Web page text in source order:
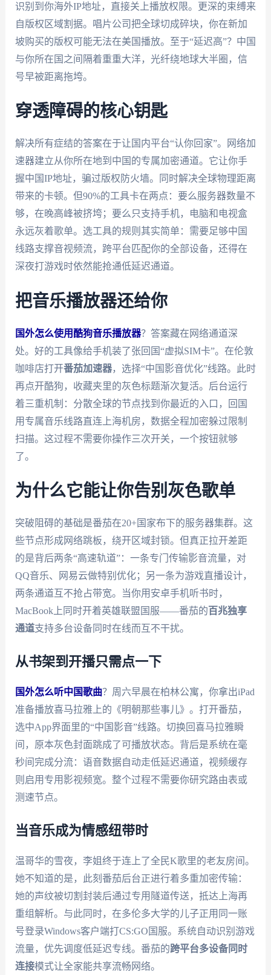
识别到你海外IP地址，直接关上播放权限。更深的束缚来
自版权区域割据。唱片公司把全球切成碎块，你在新加
坡购买的版权可能无法在美国播放。至于“延迟高”？中国
与你所在国之间隔着重重大洋，光纤绕地球大半圈，信
号早被距离拖垮。
穿透障碍的核心钥匙
解决所有症结的答案在于让国内平台“认你回家”。网络加
速器建立从你所在地到中国的专属加密通道。它让你手
握中国IP地址，骗过版权防火墙。同时解决全球物理距离
带来的卡顿。但90%的工具卡在两点：要么服务器数量不
够，在晚高峰被挤垮；要么只支持手机，电脑和电视盒
永远灰着歌单。选工具的规则其实简单：需要足够中国
线路支撑音视频流，跨平台匹配你的全部设备，还得在
深夜打游戏时依然能抢通低延迟通道。
把音乐播放器还给你
国外怎么使用酷狗音乐播放器？答案藏在网络通道深
处。好的工具像给手机装了张回国“虚拟SIM卡”。在伦敦
咖啡店打开番茄加速器，选择“中国影音优化”线路。此时
再点开酷狗，收藏夹里的灰色标题渐次复活。后台运行
着三重机制：分散全球的节点找到你最近的入口，回国
用专属音乐线路直连上海机房，数据全程加密躲过限制
扫描。这过程不需要你操作三次开关，一个按钮就够
了。
为什么它能让你告别灰色歌单
突破阻碍的基础是番茄在20+国家布下的服务器集群。这
些节点形成网络跳板，绕开区域封锁。但真正拉开差距
的是背后两条“高速轨道”：一条专门传输影音流量，对
QQ音乐、网易云做特别优化；另一条为游戏直播设计，
两条通道互不抢占带宽。当你用安卓手机听书时，
MacBook上同时开着英雄联盟国服——番茄的百兆独享
通道支持多台设备同时在线而互不干扰。
从书架到开播只需点一下
国外怎么听中国歌曲？周六早晨在柏林公寓，你拿出iPad
准备播放喜马拉雅上的《明朝那些事儿》。打开番茄，
选中App界面里的“中国影音”线路。切换回喜马拉雅瞬
间，原本灰色封面跳成了可播放状态。背后是系统在毫
秒间完成分流：语音数据自动走低延迟通道，视频缓存
则启用专用影视频宽。整个过程不需要你研究路由表或
测速节点。
当音乐成为情感纽带时
温哥华的雪夜，李姐终于连上了全民K歌里的老友房间。
她不知道的是，此刻番茄后台正进行着多重加密传输：
她的声纹被切割封装后通过专用隧道传送，抵达上海再
重组解析。与此同时，在多伦多大学的儿子正用同一账
号登录Windows客户端打CS:GO国服。系统自动识别游戏
流量，优先调度低延迟专线。番茄的跨平台多设备同时
连接模式让全家能共享流畅网络。